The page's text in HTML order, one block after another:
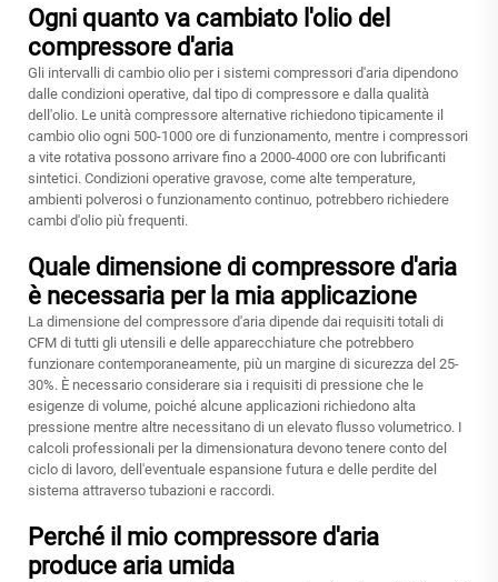
Ogni quanto va cambiato l'olio del
compressore d'aria
Gli intervalli di cambio olio per i sistemi compressori d'aria dipendono
dalle condizioni operative, dal tipo di compressore e dalla qualità
dell'olio. Le unità compressore alternative richiedono tipicamente il
cambio olio ogni 500-1000 ore di funzionamento, mentre i compressori
a vite rotativa possono arrivare fino a 2000-4000 ore con lubrificanti
sintetici. Condizioni operative gravose, come alte temperature,
ambienti polverosi o funzionamento continuo, potrebbero richiedere
cambi d'olio più frequenti.
Quale dimensione di compressore d'aria
è necessaria per la mia applicazione
La dimensione del compressore d'aria dipende dai requisiti totali di
CFM di tutti gli utensili e delle apparecchiature che potrebbero
funzionare contemporaneamente, più un margine di sicurezza del 25-
30%. È necessario considerare sia i requisiti di pressione che le
esigenze di volume, poiché alcune applicazioni richiedono alta
pressione mentre altre necessitano di un elevato flusso volumetrico. I
calcoli professionali per la dimensionatura devono tenere conto del
ciclo di lavoro, dell'eventuale espansione futura e delle perdite del
sistema attraverso tubazioni e raccordi.
Perché il mio compressore d'aria
produce aria umida